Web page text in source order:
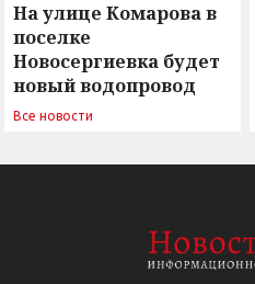
На улице Комарова в
поселке
Новосергиевка будет
новый водопровод
Все новости